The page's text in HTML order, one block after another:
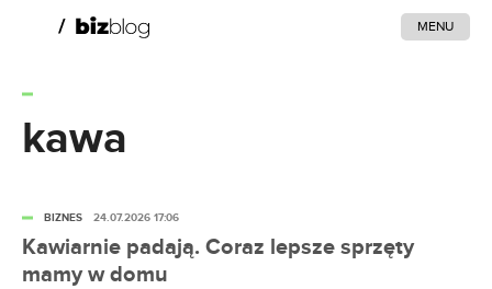
MENU
kawa
Kawiarnie padają. Coraz lepsze sprzęty
mamy w domu
BIZNES 24.07.2026 17:06